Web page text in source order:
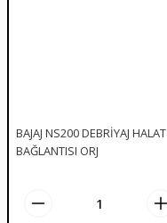
BAJAJ NS200 DEBRİYAJ HALAT
BAĞLANTISI ORJ